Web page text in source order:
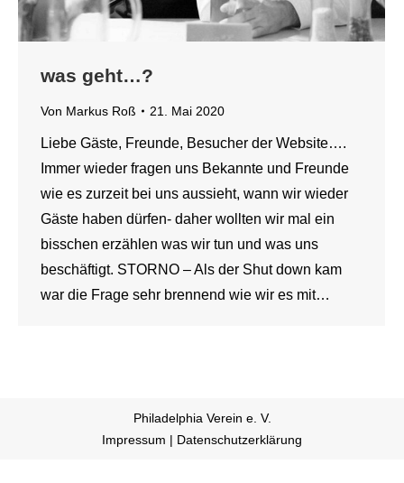
was geht…?
Von Markus Roß 21. Mai 2020
Liebe Gäste, Freunde, Besucher der Website….
Immer wieder fragen uns Bekannte und Freunde
wie es zurzeit bei uns aussieht, wann wir wieder
Gäste haben dürfen- daher wollten wir mal ein
bisschen erzählen was wir tun und was uns
beschäftigt. STORNO – Als der Shut down kam
war die Frage sehr brennend wie wir es mit…
Philadelphia Verein e. V.
Impressum | Datenschutzerklärung